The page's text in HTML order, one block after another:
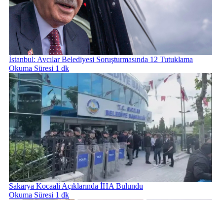
İstanbul: Avcılar Belediyesi Soruşturmasında 12 Tutuklama
Okuma Süresi 1 dk
Sakarya Kocaali Açıklarında İHA Bulundu
Okuma Süresi 1 dk